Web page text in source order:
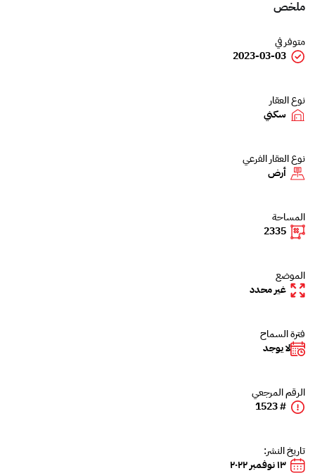
ملخص
متوفر في
2023-03-03
نوع العقار
سكني
نوع العقار الفرعي
أرض
المساحة
2335
الموضع
غير محدد
فترة السماح
لا يوجد
الرقم المرجعي
# 1523
تاريخ النشر:
١٣ نوفمبر ٢٠٢٢